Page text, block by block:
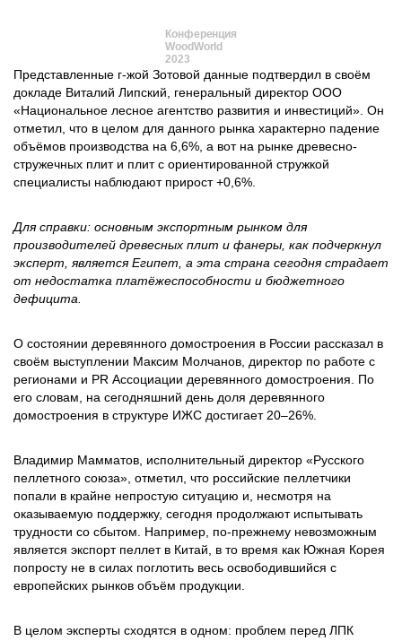
Конференция
WoodWorld
2023
Представленные г-жой Зотовой данные подтвердил в своём
докладе Виталий Липский, генеральный директор ООО
«Национальное лесное агентство развития и инвестиций». Он
отметил, что в целом для данного рынка характерно падение
объёмов производства на 6,6%, а вот на рынке древесно-
стружечных плит и плит с ориентированной стружкой
специалисты наблюдают прирост +0,6%.
Для справки: основным экспортным рынком для
производителей древесных плит и фанеры, как подчеркнул
эксперт, является Египет, а эта страна сегодня страдает
от недостатка платёжеспособности и бюджетного
дефицита.
О состоянии деревянного домостроения в России рассказал в
своём выступлении Максим Молчанов, директор по работе с
регионами и PR Ассоциации деревянного домостроения. По
его словам, на сегодняшний день доля деревянного
домостроения в структуре ИЖС достигает 20–26%.
Владимир Мамматов, исполнительный директор «Русского
пеллетного союза», отметил, что российские пеллетчики
попали в крайне непростую ситуацию и, несмотря на
оказываемую поддержку, сегодня продолжают испытывать
трудности со сбытом. Например, по-прежнему невозможным
является экспорт пеллет в Китай, в то время как Южная Корея
попросту не в силах поглотить весь освободившийся с
европейских рынков объём продукции.
В целом эксперты сходятся в одном: проблем перед ЛПК